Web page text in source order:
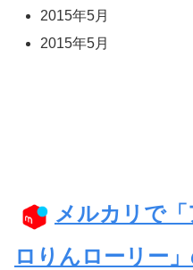
2015年5月
2015年5月
メルカリで
ロりんローリー